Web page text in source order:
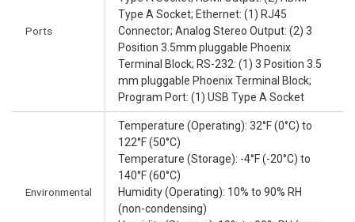
Ports
Type A Socket; Ethernet: (1) RJ45
Connector; Analog Stereo Output: (2) 3
Position 3.5mm pluggable Phoenix
Terminal Block; RS-232: (1) 3 Position 3.5
mm pluggable Phoenix Terminal Block;
Program Port: (1) USB Type A Socket
Environmental
Temperature (Operating): 32°F (0°C) to
122°F (50°C)
Temperature (Storage): -4°F (-20°C) to
140°F (60°C)
Humidity (Operating): 10% to 90% RH
(non-condensing)